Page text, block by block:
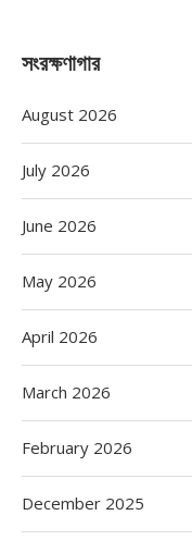
সংরক্ষণাগার
August 2026
July 2026
June 2026
May 2026
April 2026
March 2026
February 2026
December 2025